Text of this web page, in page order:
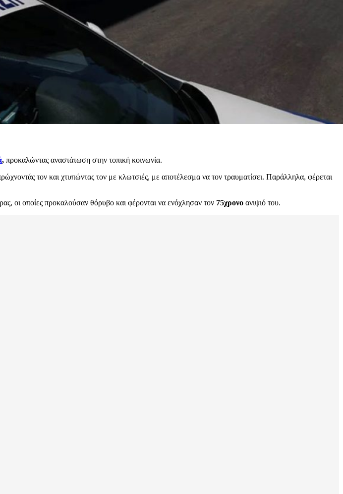
, προκαλώντας αναστάτωση στην τοπική κοινωνία.
τον και χτυπώντας τον με κλωτσιές, με αποτέλεσμα να τον τραυματίσει. Παράλληλα, φέρεται
οι οποίες προκαλούσαν θόρυβο και φέρονται να ενόχλησαν τον 75χρονο ανιψιό του.